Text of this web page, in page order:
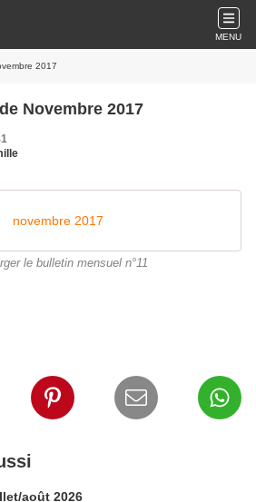
MENU
2017
Novembre 2017
novembre 2017
le bulletin mensuel n°11
août 2026